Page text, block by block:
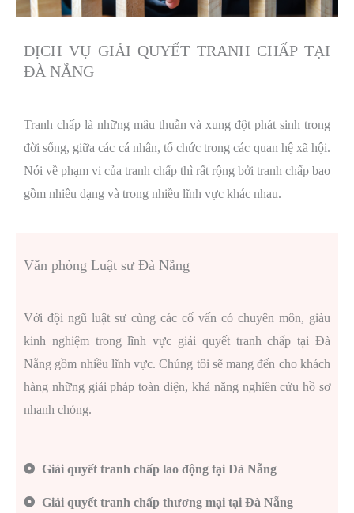
DỊCH VỤ GIẢI QUYẾT TRANH CHẤP TẠI
ĐÀ NẴNG
Tranh chấp là những mâu thuẫn và xung đột phát sinh trong
đời sống, giữa các cá nhân, tổ chức trong các quan hệ xã hội.
Nói về phạm vi của tranh chấp thì rất rộng bởi tranh chấp bao
gồm nhiều dạng và trong nhiều lĩnh vực khác nhau.
Văn phòng Luật sư Đà Nẵng
Với đội ngũ luật sư cùng các cố vấn có chuyên môn, giàu
kinh nghiệm trong lĩnh vực giải quyết tranh chấp tại Đà
Nẵng gồm nhiều lĩnh vực. Chúng tôi sẽ mang đến cho khách
hàng những giải pháp toàn diện, khả năng nghiên cứu hồ sơ
nhanh chóng.
Giải quyết tranh chấp lao động tại Đà Nẵng
Giải quyết tranh chấp thương mại tại Đà Nẵng